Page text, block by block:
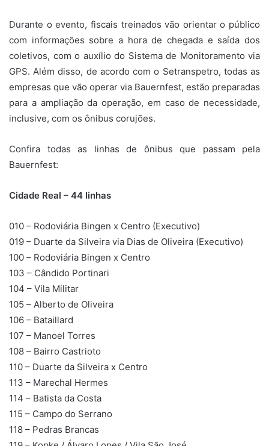
Durante o evento, fiscais treinados vão orientar o público
com informações sobre a hora de chegada e saída dos
coletivos, com o auxílio do Sistema de Monitoramento via
GPS. Além disso, de acordo com o Setranspetro, todas as
empresas que vão operar via Bauernfest, estão preparadas
para a ampliação da operação, em caso de necessidade,
inclusive, com os ônibus corujões.
Confira todas as linhas de ônibus que passam pela
Bauernfest:
Cidade Real – 44 linhas
010 – Rodoviária Bingen x Centro (Executivo)
019 – Duarte da Silveira via Dias de Oliveira (Executivo)
100 – Rodoviária Bingen x Centro
103 – Cândido Portinari
104 – Vila Militar
105 – Alberto de Oliveira
106 – Bataillard
107 – Manoel Torres
108 – Bairro Castrioto
110 – Duarte da Silveira x Centro
113 – Marechal Hermes
114 – Batista da Costa
115 – Campo do Serrano
118 – Pedras Brancas